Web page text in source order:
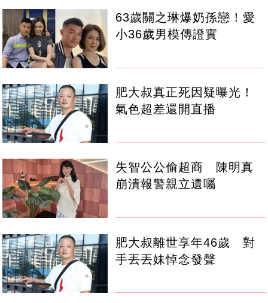
63歲關之琳爆奶孫戀！愛
小36歲男模傳證實
肥大叔真正死因疑曝光！
氣色超差還開直播
失智公公偷超商 陳明真
崩潰報警親立遺囑
肥大叔離世享年46歲 對
手丟丟妹悼念發聲